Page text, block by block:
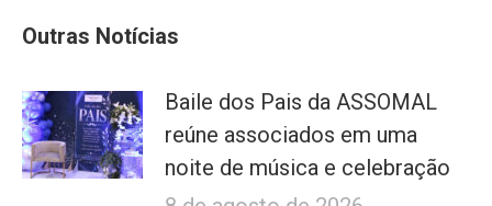
Outras Notícias
Baile dos Pais da ASSOMAL
reúne associados em uma
noite de música e celebração